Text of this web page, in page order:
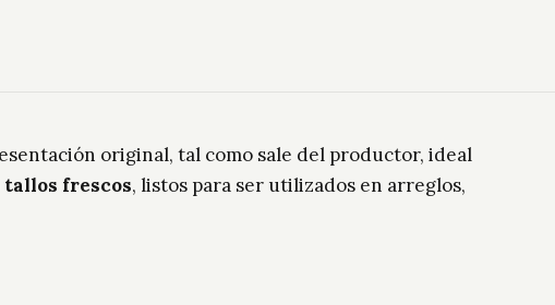
original, tal como sale del productor, ideal
tallos frescos, listos para ser utilizados en arreglos,